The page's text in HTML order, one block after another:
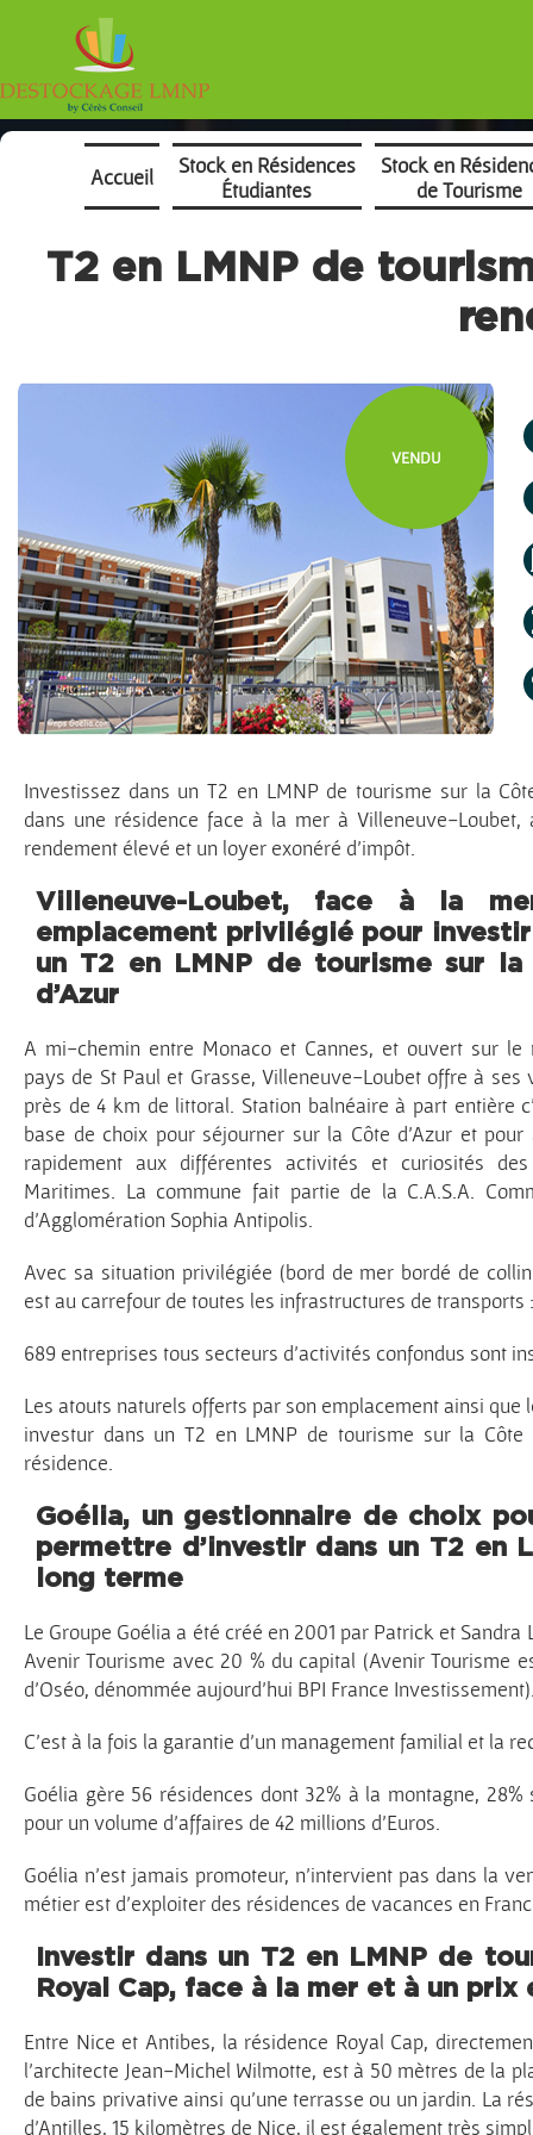
Accueil
Stock en Résidences
Étudiantes
Stock en
de Tourisme
T2 en LMNP de
VENDU
Investissez dans un T2 en LMNP de tourisme sur la
dans une résidence face à la mer à Villeneuve-Loubet,
rendement élevé et un loyer exonéré d’impôt.
Villeneuve-Loubet, face à la
emplacement privilégié pour investir
un T2 en LMNP de tourisme sur la
d’Azur
A mi-chemin entre Monaco et Cannes, et ouvert sur le
pays de St Paul et Grasse, Villeneuve-Loubet offre à ses
près de 4 km de littoral. Station balnéaire à part entière
base de choix pour séjourner sur la Côte d’Azur et pour
rapidement aux différentes activités et curiosités
Maritimes. La commune fait partie de la C.A.S.A.
d’Agglomération Sophia Antipolis.
Avec sa situation privilégiée (bord de mer bordé de
est au carrefour de toutes les infrastructures de
689 entreprises tous secteurs d’activités confondus sont
Les atouts naturels offerts par son emplacement ainsi
investur dans un T2 en LMNP de tourisme sur la
résidence.
Goélia, un gestionnaire de choix
permettre d’investir dans un T2 en
long terme
Le Groupe Goélia a été créé en 2001 par Patrick et
Avenir Tourisme avec 20 % du capital (Avenir Tourisme
d’Oséo, dénommée aujourd’hui BPI France
C’est à la fois la garantie d’un management familial et la
Goélia gère 56 résidences dont 32% à la montagne,
pour un volume d’affaires de 42 millions d’Euros.
Goélia n’est jamais promoteur, n’intervient pas dans la
métier est d’exploiter des résidences de vacances en
Investir dans un T2 en LMNP de
Royal Cap, face à la mer et à un prix
Entre Nice et Antibes, la résidence Royal Cap,
l’architecte Jean-Michel Wilmotte, est à 50 mètres de la
de bains privative ainsi qu’une terrasse ou un jardin. La
d’Antilles, 15 kilomètres de Nice, il est également très